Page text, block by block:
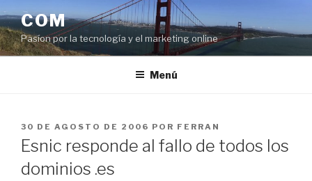
al
contenido
COM
Pasíon por la tecnología y el marketing online
Menú
PUBLICADO
EL
30 DE AGOSTO DE 2006 POR FERRAN
Esnic responde al fallo de todos los
dominios .es